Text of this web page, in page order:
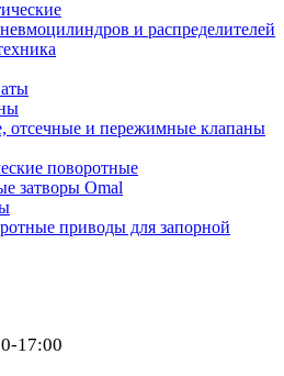
и распределителей
отсечные и пережимные клапаны
поворотные
затворы Omal
приводы для запорной
17:00